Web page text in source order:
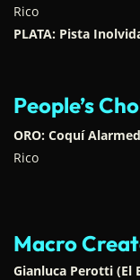
Rico
PLATA: Pista
People’s
ORO: Coquí Alarmed
Rico
Macro
Gianluca Perotti (El